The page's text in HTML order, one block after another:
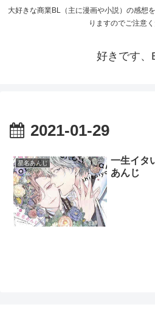
大好きな商業BL（主に漫画や小説）の感想
りますのでご注意く
好きです、
2021-01-29
星名あんじ
一生イタ
あんじ